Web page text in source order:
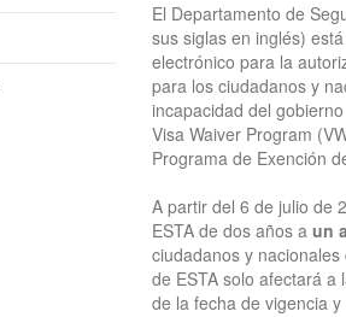
El Departamento de
sus siglas en inglés)
electrónico para la
para los ciudadanos y
incapacidad del
Visa Waiver Program
Programa de Exención
A partir del 6 de julio de
ESTA de dos años a un
ciudadanos y
de ESTA solo afectará a
de la fecha de vigencia